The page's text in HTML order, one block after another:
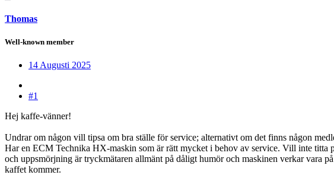
Thomas
Well-known member
14 Augusti 2025
#1
Hej kaffe-vänner!
Undrar om någon vill tipsa om bra ställe för service; alternativt om det finns någon
Har en ECM Technika HX-maskin som är rätt mycket i behov av service. Vill inte titta
och uppsmörjning är tryckmätaren allmänt på dåligt humör och maskinen verkar vara
kaffet kommer.